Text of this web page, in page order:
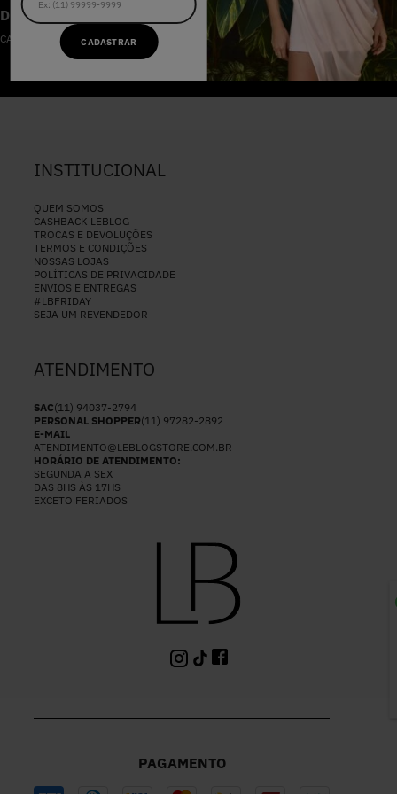
CADASTRAR
DESCONTOS IMPERDÍVEIS
CADASTRE-SE NA NOSSA NEWSLETTER
CADASTRAR
INSTITUCIONAL
QUEM SOMOS
CASHBACK LEBLOG
TROCAS E DEVOLUÇÕES
TERMOS E CONDIÇÕES
NOSSAS LOJAS
POLÍTICAS DE PRIVACIDADE
ENVIOS E ENTREGAS
#LBFRIDAY
SEJA UM REVENDEDOR
ATENDIMENTO
SAC(11) 94037-2794
PERSONAL SHOPPER(11) 97282-2892
E-MAIL
ATENDIMENTO@LEBLOGSTORE.COM.BR
HORÁRIO DE ATENDIMENTO:
SEGUNDA A SEX
DAS 8HS ÀS 17HS
EXCETO FERIADOS
PAGAMENTO